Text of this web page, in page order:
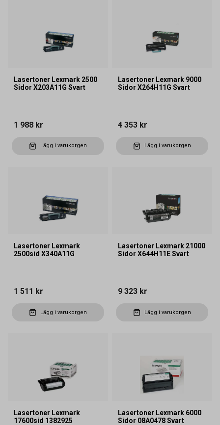
Lasertoner Lexmark 2500
Sidor X203A11G Svart
1 988 kr
Lägg i varukorgen
Lasertoner Lexmark 9000
Sidor X264H11G Svart
4 353 kr
Lägg i varukorgen
Lasertoner Lexmark
2500sid X340A11G
1 511 kr
Lägg i varukorgen
Lasertoner Lexmark 21000
Sidor X644H11E Svart
9 323 kr
Lägg i varukorgen
Lasertoner Lexmark
17600sid 1382925
Lasertoner Lexmark 6000
Sidor 08A0478 Svart